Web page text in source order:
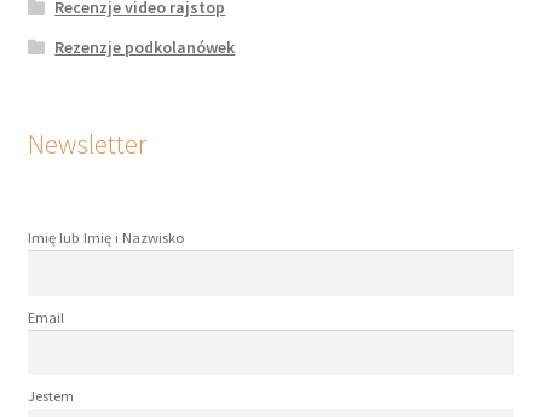
Recenzje video rajstop
Rezenzje podkolanówek
Newsletter
Imię lub Imię i Nazwisko
Email
Jestem